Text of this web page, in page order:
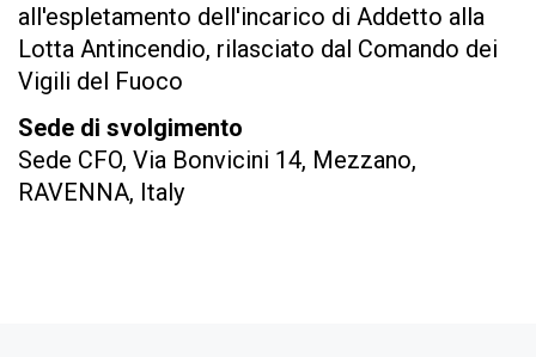
all'espletamento dell'incarico di Addetto alla
Lotta Antincendio, rilasciato dal Comando dei
Vigili del Fuoco
Sede di svolgimento
Sede CFO, Via Bonvicini 14, Mezzano,
RAVENNA, Italy